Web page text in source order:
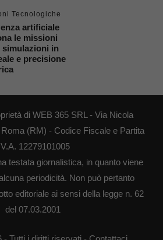
Tecnologiche
artificiale
le missioni
simulazioni in
e precisione
di WEB 365 SRL - Via Nicola
(RM) - Codice Fiscale e Partita
12279101005
testata giornalistica, in quanto viene
periodicità. Non può pertanto
editoriale ai sensi della legge n. 62
del 07.03.2001